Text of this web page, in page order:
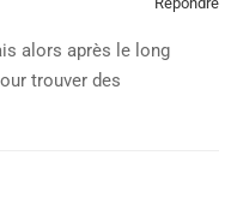
alors après le long
trouver des